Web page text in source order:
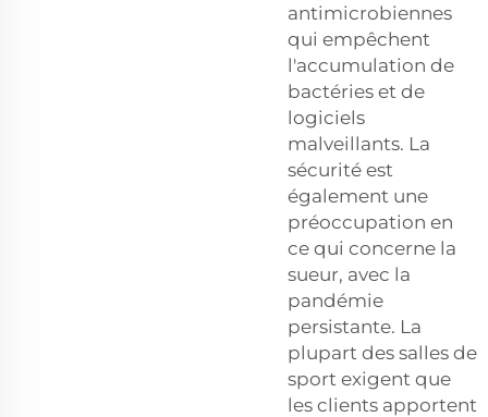
antimicrobiennes
qui empêchent
l'accumulation de
bactéries et de
logiciels
malveillants. La
sécurité est
également une
préoccupation en
ce qui concerne la
sueur, avec la
pandémie
persistante. La
plupart des salles de
sport exigent que
les clients apportent